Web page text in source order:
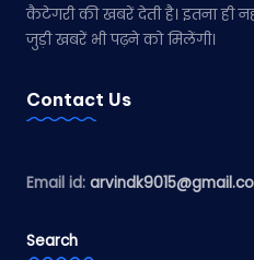
कैटेगरी की खबरें देती है। इतना
जुड़ी खबरें भी पढ़ने को मिलेंगी।
Contact Us
Email id:
Search